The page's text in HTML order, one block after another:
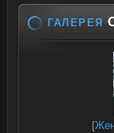
ГАЛЕРЕЯ
[